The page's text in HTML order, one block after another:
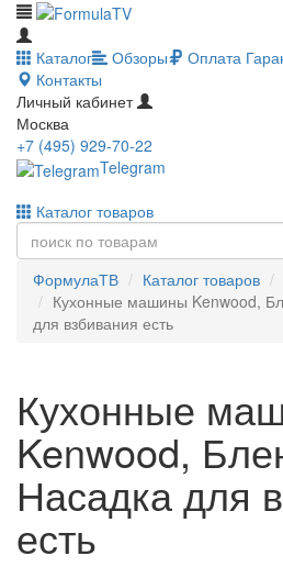
Каталог Обзоры Оплата
Контакты
Личный кабинет
Москва
+7 (495) 929-70-22
Telegram
Каталог товаров
ФормулаТВ Каталог товаров
Кухонные машины Kenwood,
для взбивания есть
Кухонные
Kenwood,
Насадка для
есть